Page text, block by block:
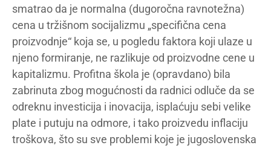
smatrao da je normalna (dugoročna ravnotežna)
cena u tržišnom socijalizmu „specifična cena
proizvodnje“ koja se, u pogledu faktora koji ulaze u
njeno formiranje, ne razlikuje od proizvodne cene u
kapitalizmu. Profitna škola je (opravdano) bila
zabrinuta zbog mogućnosti da radnici odluče da se
odreknu investicija i inovacija, isplaćuju sebi velike
plate i putuju na odmore, i tako proizvedu inflaciju
troškova, što su sve problemi koje je jugoslovenska